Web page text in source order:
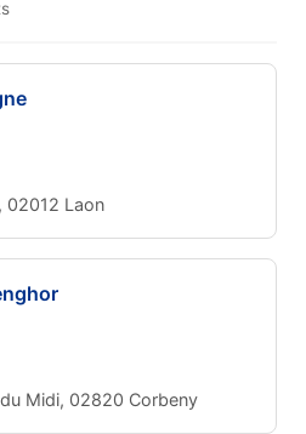
02012 Laon
Midi, 02820 Corbeny